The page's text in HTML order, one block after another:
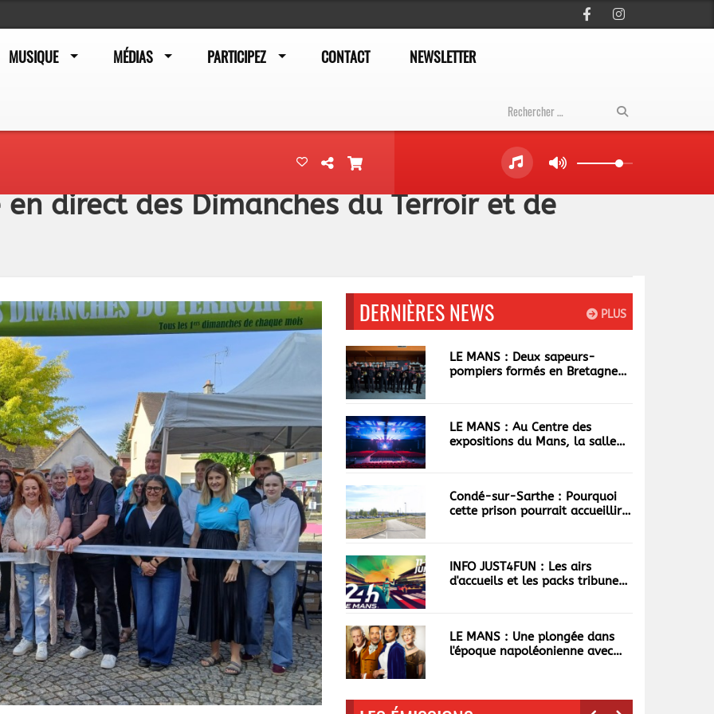
MUSIQUE MÉDIAS PARTICIPEZ CONTACT NEWSLETTER
direct des Dimanches du Terroir et de
PLUS
DERNIÈRES NEWS
LE MANS : Deux sapeurs-
pompiers formés en Bretagne
LE MANS : Au Centre des
expositions du Mans, la salle
Condé-sur-Sarthe : Pourquoi
cette prison pourrait accueillir
INFO JUST4FUN : Les airs
d'accueils et les packs tribunes
LE MANS : Une plongée dans
l'époque napoléonienne avec